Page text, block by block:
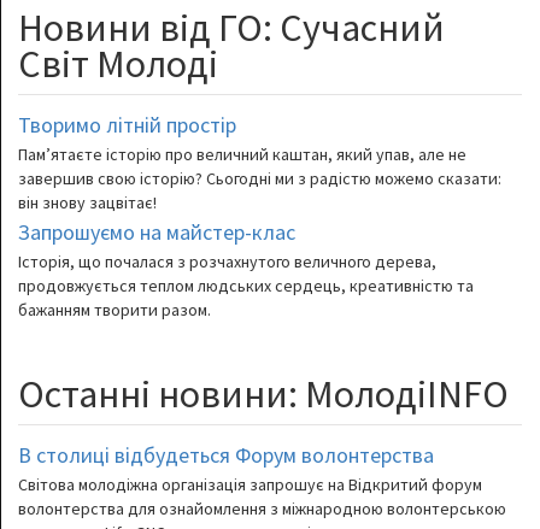
Новини від ГО: Сучасний
Світ Молоді
Творимо літній простір
Пам’ятаєте історію про величний каштан, який упав, але не
завершив свою історію? Сьогодні ми з радістю можемо сказати:
він знову зацвітає!
Запрошуємо на майстер-клас
Історія, що почалася з розчахнутого величного дерева,
продовжується теплом людських сердець, креативністю та
бажанням творити разом.
Останні новини: МолодіINFO
В столиці відбудеться Форум волонтерства
Світова молодіжна організація запрошує на Відкритий форум
волонтерства для ознайомлення з міжнародною волонтерською